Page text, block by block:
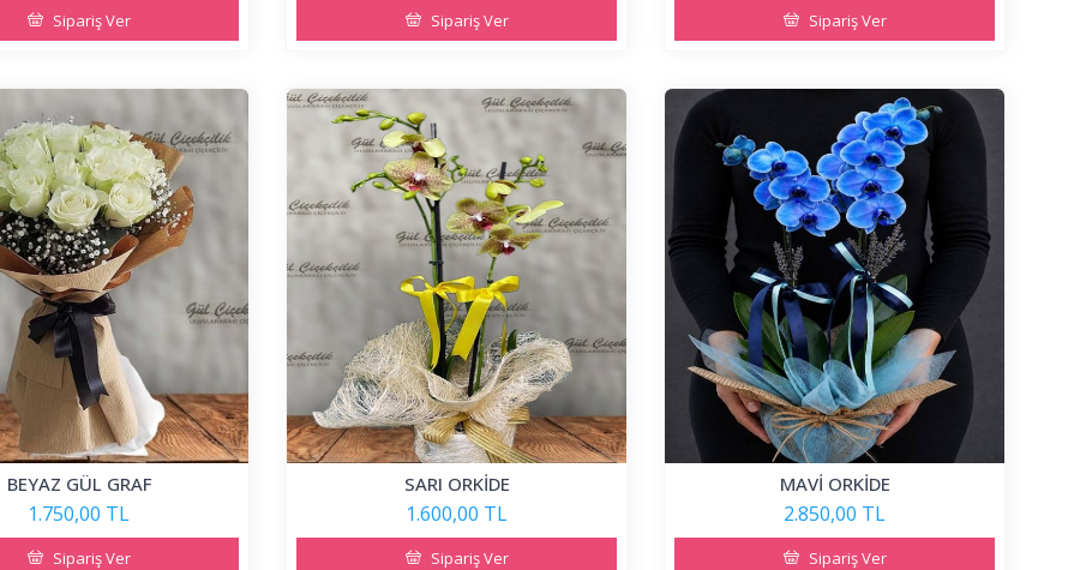
Sipariş Ver Sipariş Ver Sipariş Ver
BEYAZ GÜL GRAF
1.750,00 TL
Sipariş Ver
SARI ORKİDE
1.600,00 TL
Sipariş Ver
MAVİ ORKİDE
2.850,00 TL
Sipariş Ver